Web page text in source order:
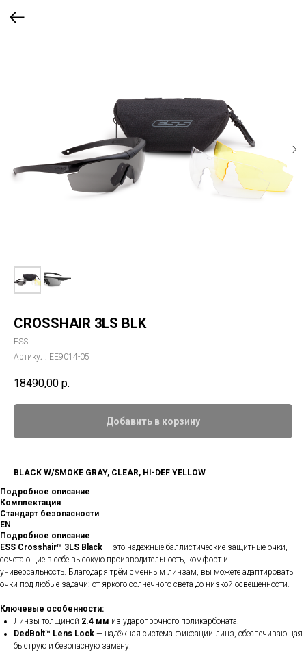
CROSSHAIR 3LS BLK
ESS
Артикул: EE9014-05
18490,00 р.
Добавить в корзину
BLACK W/SMOKE GRAY, CLEAR, HI-DEF YELLOW
Подробное описание
Комплектация
Стандарт безопасности
EN
Подробное описание
ESS Crosshair™ 3LS Black — это надежные баллистические защитные очки,
сочетающие в себе высокую производительность, комфорт и
универсальность. Благодаря трём сменным линзам, вы можете адаптировать
очки под любые задачи: от яркого солнечного света до низкой освещённости.
Ключевые особенности:
Линзы толщиной 2.4 мм из ударопрочного поликарбоната.
DedBolt™ Lens Lock — надёжная система фиксации линз, обеспечивающая
быструю и безопасную замену.